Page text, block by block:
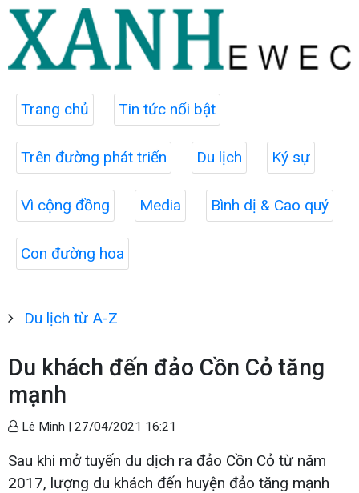
Trang chủ Tin tức nổi bật
Trên đường phát triển Du lịch Ký sự
Vì cộng đồng Media Bình dị & Cao quý
Con đường hoa
Du lịch từ A-Z
Du khách đến đảo Cồn Cỏ tăng
mạnh
Lê Minh | 27/04/2021 16:21
Sau khi mở tuyến du dịch ra đảo Cồn Cỏ từ năm
2017, lượng du khách đến huyện đảo tăng mạnh